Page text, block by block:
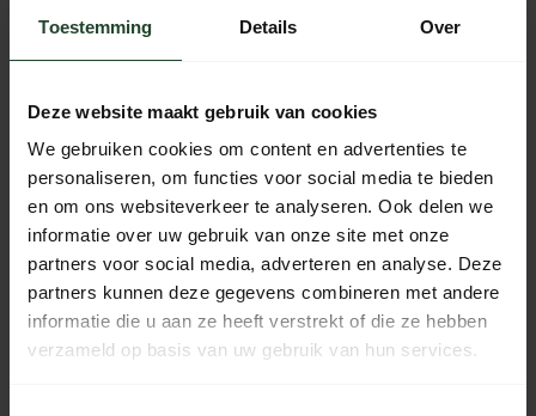
Toestemming Details Over
Deze website maakt gebruik van cookies
We gebruiken cookies om content en advertenties te
personaliseren, om functies voor social media te bieden
en om ons websiteverkeer te analyseren. Ook delen we
informatie over uw gebruik van onze site met onze
partners voor social media, adverteren en analyse. Deze
partners kunnen deze gegevens combineren met andere
informatie die u aan ze heeft verstrekt of die ze hebben
verzameld op basis van uw gebruik van hun services.
Plaats je bestelling binnen 17:39:04
, dan wordt je
bestelling vandaag nog verzonden
Kostenloser Versand ab 90 € (NL, BE & DE)
Bestellungen von Mo bis Fr vor 17:00 Uhr werden noch am
selben Tag versandt.
Jeden Tag von 10:00 bis 20:00 Uhr per Chat, Telefon oder